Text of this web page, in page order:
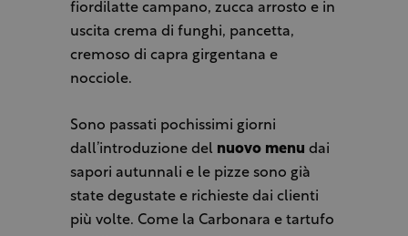
fiordilatte campano, zucca arrosto e in
uscita crema di funghi, pancetta,
cremoso di capra girgentana e
nocciole.
Sono passati pochissimi giorni
dall’introduzione del nuovo menu dai
sapori autunnali e le pizze sono già
state degustate e richieste dai clienti
più volte. Come la Carbonara e tartufo